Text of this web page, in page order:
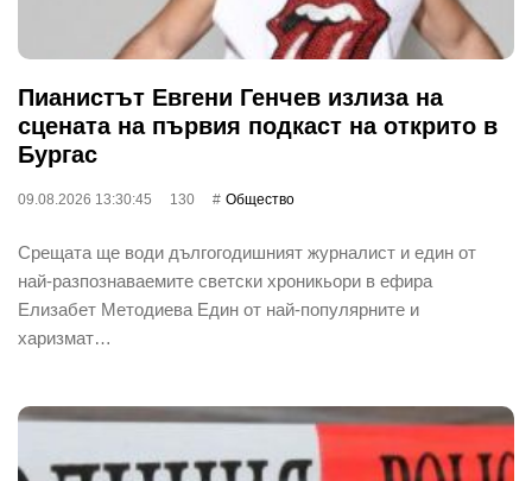
Пианистът Евгени Генчев излиза на
сцената на първия подкаст на открито в
Бургас
09.08.2026 13:30:45 130 Общество
Срещата ще води дългогодишният журналист и един от
най-разпознаваемите светски хроникьори в ефира
Елизабет Методиева Един от най-популярните и
харизмат…